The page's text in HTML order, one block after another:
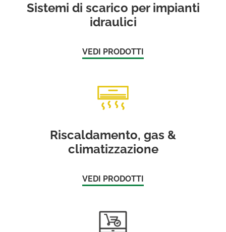
Sistemi di scarico per impianti
idraulici
VEDI PRODOTTI
Riscaldamento, gas &
climatizzazione
VEDI PRODOTTI